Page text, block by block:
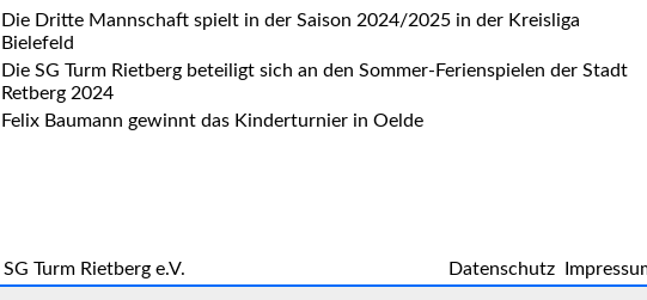
Die Dritte Mannschaft spielt in der Saison 2024/2025 in der Kreisliga
Bielefeld
Die SG Turm Rietberg beteiligt sich an den Sommer-Ferienspielen der Stadt
Retberg 2024
Felix Baumann gewinnt das Kinderturnier in Oelde
SG Turm Rietberg e.V. Datenschutz